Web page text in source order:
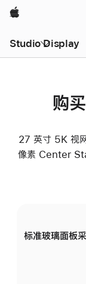
Apple
Studio Display
购
27 英寸 5K 视
像素 Center
标准玻璃面板